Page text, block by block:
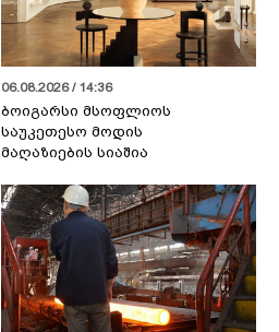
06.08.2026 / 14:36
ბოიგარსი მსოფლიოს
საუკეთესო მოდის
მაღაზიების სიაშია